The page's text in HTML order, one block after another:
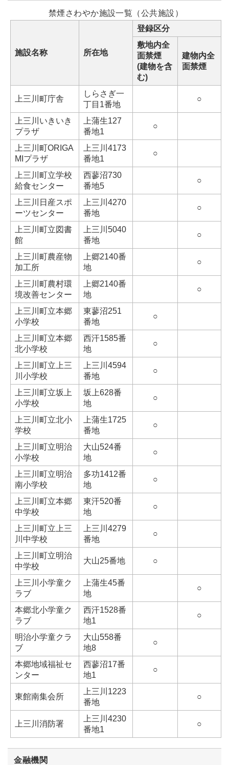
禁煙さわやか施設一覧（公共施設）
施設名称 所在地
登録区分
敷地内全
面禁煙
(建物を含
む)
建物内全
面禁煙
上三川町庁舎
しらさぎ一
丁目1番地
○
上三川いきいき
プラザ
上蒲生127
番地1
○
上三川町ORIGA
MIプラザ
上三川4173
番地1
○
上三川町立学校
給食センター
西蓼沼730
番地5
○
上三川日産スポ
ーツセンター
上三川4270
番地
○
上三川町立図書
館
上三川5040
番地
○
上三川町農産物
加工所
上郷2140番
地
○
上三川町農村環
境改善センター
上郷2140番
地
○
上三川町立本郷
小学校
東蓼沼251
番地
○
上三川町立本郷
北小学校
西汗1585番
地
○
上三川町立上三
川小学校
上三川4594
番地
○
上三川町立坂上
小学校
坂上628番
地
○
上三川町立北小
学校
上蒲生1725
番地
○
上三川町立明治
小学校
大山524番
地
○
上三川町立明治
南小学校
多功1412番
地
○
上三川町立本郷
中学校
東汗520番
地
○
上三川町立上三
川中学校
上三川4279
番地
○
上三川町立明治
中学校
大山25番地 ○
上三川小学童ク
ラブ
上蒲生45番
地
○
本郷北小学童ク
ラブ
西汗1528番
地1
○
明治小学童クラ
ブ
大山558番
地8
○
本郷地域福祉セ
ンター
西蓼沼17番
地1
○
東館南集会所
上三川1223
番地
○
上三川消防署
上三川4230
番地1
○
金融機関